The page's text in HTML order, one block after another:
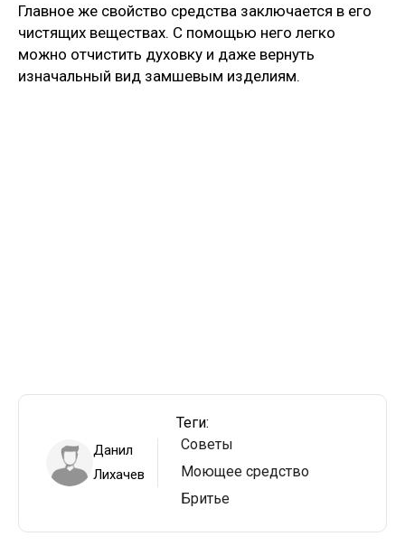
Главное же свойство средства заключается в его
чистящих веществах. С помощью него легко
можно отчистить духовку и даже вернуть
изначальный вид замшевым изделиям.
Данил
Лихачев
Теги:
Советы
Моющее средство
Бритье